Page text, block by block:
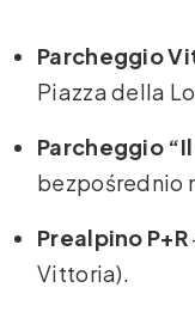
Parcheggio
Piazza della
Parcheggio
bezpośrednio
Prealpino P+R
Vittoria).